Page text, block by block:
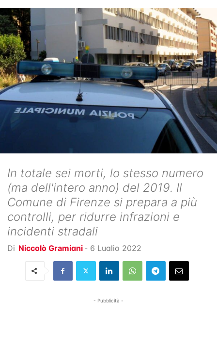
In totale sei morti, lo stesso numero
(ma dell'intero anno) del 2019. Il
Comune di Firenze si prepara a più
controlli, per ridurre infrazioni e
incidenti stradali
Di Niccolò Gramigni - 6 Luglio 2022
- Pubblicità -